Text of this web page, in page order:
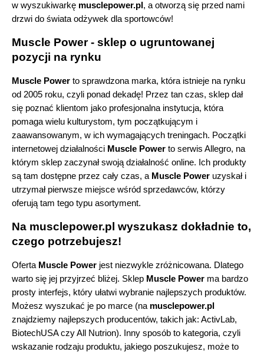
w wyszukiwarkę musclepower.pl , a otworzą się przed nami
drzwi do świata odżywek dla sportowców!
Muscle Power - sklep o ugruntowanej
pozycji na rynku
Muscle Power to sprawdzona marka, która istnieje na rynku
od 2005 roku, czyli ponad dekadę! Przez tan czas, sklep dał
się poznać klientom jako profesjonalna instytucja, która
pomaga wielu kulturystom, tym początkującym i
zaawansowanym, w ich wymagających treningach. Początki
internetowej działalności Muscle Power to serwis Allegro, na
którym sklep zaczynał swoją działalność online. Ich produkty
są tam dostępne przez cały czas, a Muscle Power uzyskał i
utrzymał pierwsze miejsce wśród sprzedawców, którzy
oferują tam tego typu asortyment.
Na musclepower.pl wyszukasz dokładnie to,
czego potrzebujesz!
Oferta Muscle Power jest niezwykle zróżnicowana. Dlatego
warto się jej przyjrzeć bliżej. Sklep Muscle Power ma bardzo
prosty interfejs, który ułatwi wybranie najlepszych produktów.
Możesz wyszukać je po marce (na musclepower.pl
znajdziemy najlepszych producentów, takich jak: ActivLab,
BiotechUSA czy All Nutrion). Inny sposób to kategoria, czyli
wskazanie rodzaju produktu, jakiego poszukujesz, może to